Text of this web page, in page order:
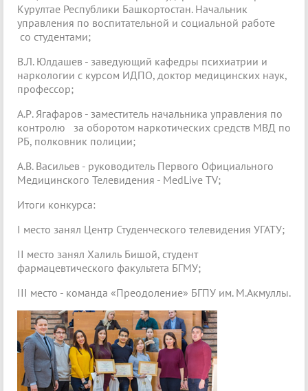
Курултае Республики Башкортостан. Начальник
управления по воспитательной и социальной работе
со студентами;
В.Л. Юлдашев - заведующий кафедры психиатрии и
наркологии с курсом ИДПО, доктор медицинских наук,
профессор;
А.Р. Ягафаров - заместитель начальника управления по
контролю за оборотом наркотических средств МВД по
РБ, полковник полиции;
А.В. Васильев - руководитель Первого Официального
Медицинского Телевидения - MedLive TV;
Итоги конкурса:
I место занял Центр Студенческого телевидения УГАТУ;
II место занял Халиль Бишой, студент
фармацевтического факультета БГМУ;
III место - команда «Преодоление» БГПУ им. М.Акмуллы.